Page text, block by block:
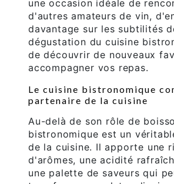
une occasion idéale de
d'autres amateurs de vin,
davantage sur les subtilités
dégustation du cuisine
de découvrir de nouveaux
accompagner vos repas.
Le cuisine bistronomique
partenaire de la cuisine
Au-delà de son rôle de
bistronomique est un
de la cuisine. Il apporte une
d'arômes, une acidité
une palette de saveurs qui